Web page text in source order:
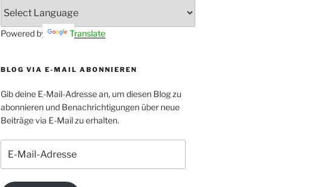
Powered by Translate
BLOG VIA E-MAIL ABONNIEREN
Gib deine E-Mail-Adresse an, um diesen Blog zu
abonnieren und Benachrichtigungen über neue
Beiträge via E-Mail zu erhalten.
Mail-
Adresse